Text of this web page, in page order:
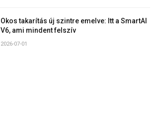
Okos takarítás új szintre emelve: Itt a SmartAI
V6, ami mindent felszív
2026-07-01